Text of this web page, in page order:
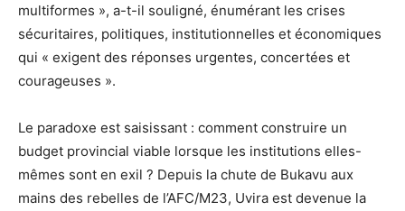
multiformes », a-t-il souligné, énumérant les crises
sécuritaires, politiques, institutionnelles et économiques
qui « exigent des réponses urgentes, concertées et
courageuses ».
Le paradoxe est saisissant : comment construire un
budget provincial viable lorsque les institutions elles-
mêmes sont en exil ? Depuis la chute de Bukavu aux
mains des rebelles de l’AFC/M23, Uvira est devenue la